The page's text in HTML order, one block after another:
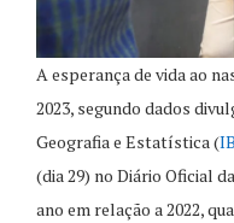
A esperança de vida ao
2023, segundo dados
Geografia e Estatística (
(dia 29) no Diário Oficial
ano em relação a 2022,